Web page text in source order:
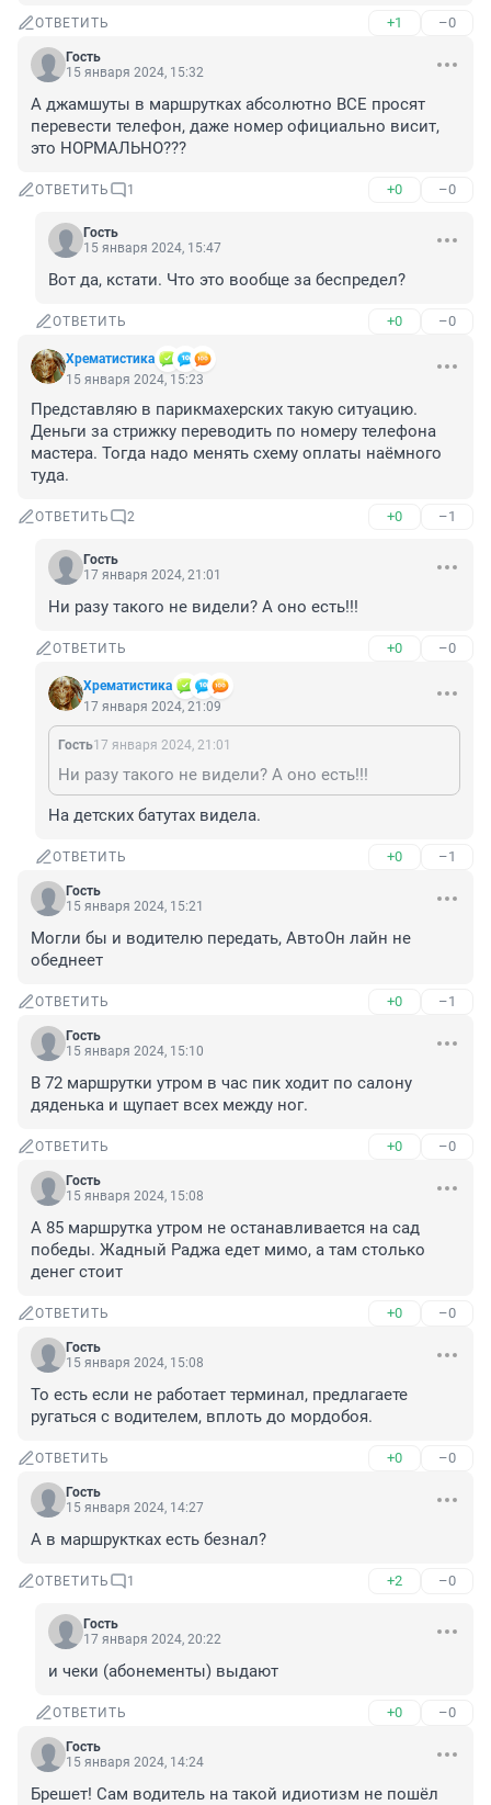
ОТВЕТИТЬ +1 –0
Гость
15 января 2024, 15:32
А джамшуты в маршрутках абсолютно ВСЕ просят
перевести телефон, даже номер официально висит,
это НОРМАЛЬНО???
ОТВЕТИТЬ 1 +0 –0
Гость
15 января 2024, 15:47
Вот да, кстати. Что это вообще за беспредел?
ОТВЕТИТЬ +0 –0
Хрематистика
15 января 2024, 15:23
Представляю в парикмахерских такую ситуацию.
Деньги за стрижку переводить по номеру телефона
мастера. Тогда надо менять схему оплаты наёмного
туда.
ОТВЕТИТЬ 2 +0 –1
Гость
17 января 2024, 21:01
Ни разу такого не видели? А оно есть!!!
ОТВЕТИТЬ +0 –0
Хрематистика
17 января 2024, 21:09
Гость17 января 2024, 21:01
Ни разу такого не видели? А оно есть!!!
На детских батутах видела.
ОТВЕТИТЬ +0 –1
Гость
15 января 2024, 15:21
Могли бы и водителю передать, АвтоОн лайн не
обеднеет
ОТВЕТИТЬ +0 –1
Гость
15 января 2024, 15:10
В 72 маршрутки утром в час пик ходит по салону
дяденька и щупает всех между ног.
ОТВЕТИТЬ +0 –0
Гость
15 января 2024, 15:08
А 85 маршрутка утром не останавливается на сад
победы. Жадный Раджа едет мимо, а там столько
денег стоит
ОТВЕТИТЬ +0 –0
Гость
15 января 2024, 15:08
То есть если не работает терминал, предлагаете
ругаться с водителем, вплоть до мордобоя.
ОТВЕТИТЬ +0 –0
Гость
15 января 2024, 14:27
А в маршруктках есть безнал?
ОТВЕТИТЬ 1 +2 –0
Гость
17 января 2024, 20:22
и чеки (абонементы) выдают
ОТВЕТИТЬ +0 –0
Гость
15 января 2024, 14:24
Брешет! Сам водитель на такой идиотизм не пошёл